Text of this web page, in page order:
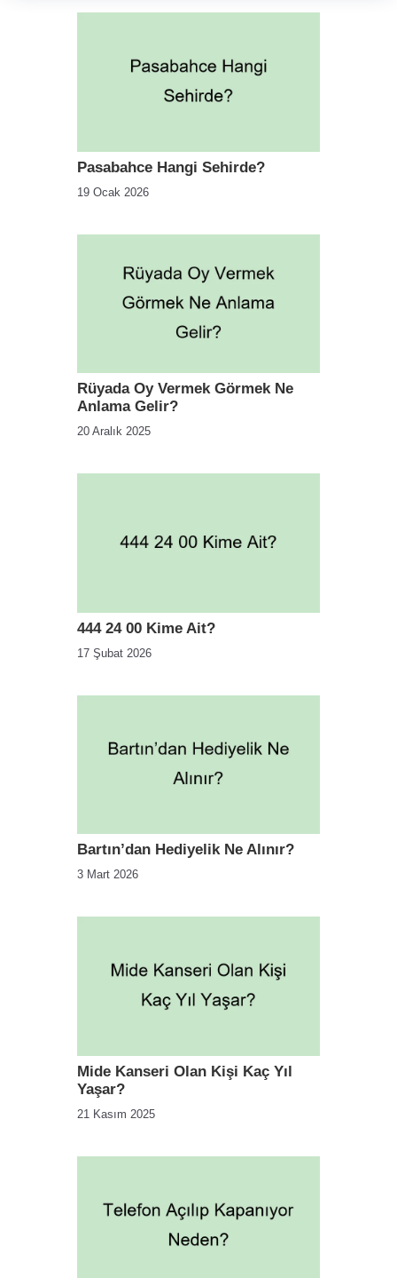
Pasabahce Hangi Sehirde?
19 Ocak 2026
Rüyada Oy Vermek Görmek Ne
Anlama Gelir?
20 Aralık 2025
444 24 00 Kime Ait?
17 Şubat 2026
Bartın’dan Hediyelik Ne Alınır?
3 Mart 2026
Mide Kanseri Olan Kişi Kaç Yıl
Yaşar?
21 Kasım 2025